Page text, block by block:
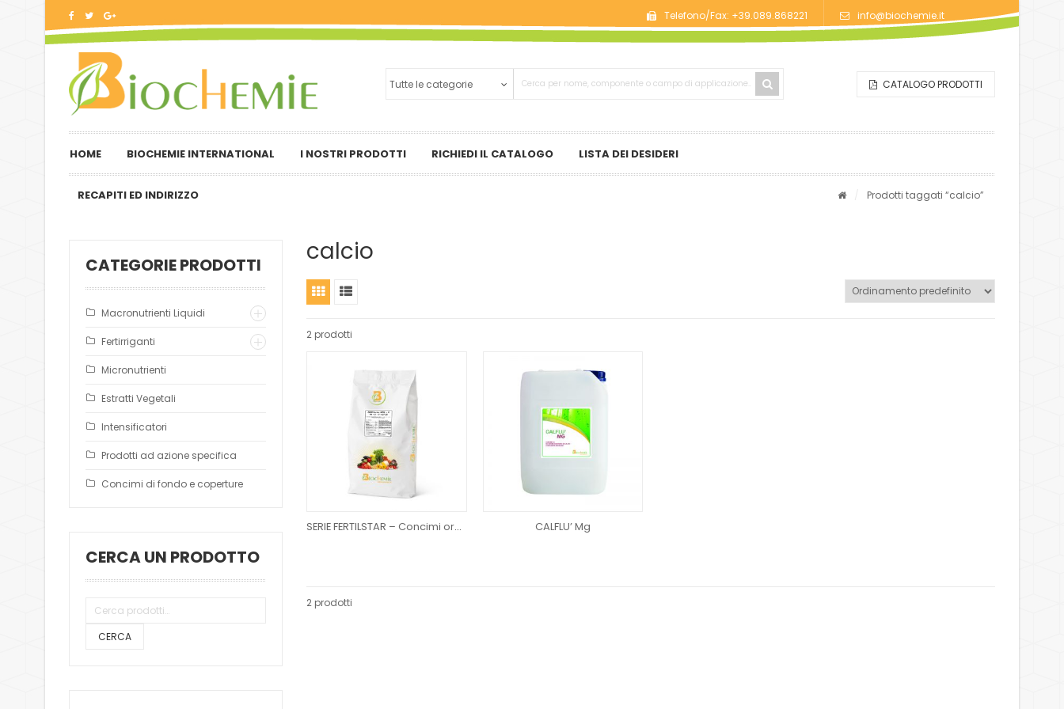
Telefono/Fax: +39.089.868221 info@biochemie.it
CATALOGO PRODOTTI
HOME BIOCHEMIE INTERNATIONAL I NOSTRI PRODOTTI RICHIEDI IL CATALOGO LISTA DEI DESIDERI
RECAPITI ED INDIRIZZO Prodotti taggati “calcio”
CATEGORIE PRODOTTI
Macronutrienti Liquidi
Fertirriganti
Micronutrienti
Estratti Vegetali
Intensificatori
Prodotti ad azione specifica
Concimi di fondo e coperture
CERCA UN PRODOTTO
calcio
2 prodotti
SERIE FERTILSTAR – Concimi organo-minerali NPK CALFLU’ Mg
2 prodotti